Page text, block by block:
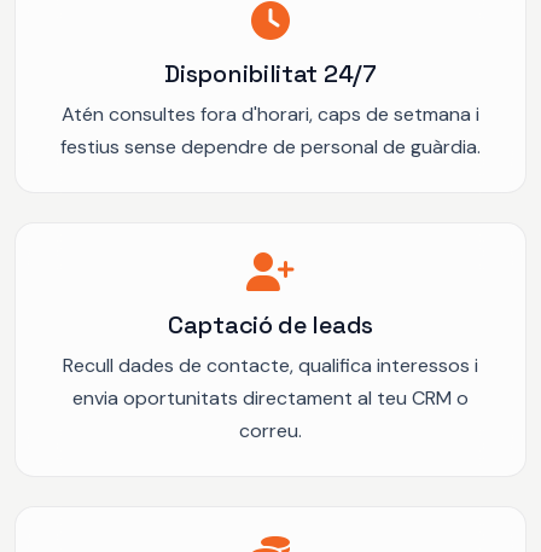
Disponibilitat 24/7
Atén consultes fora d'horari, caps de setmana i
festius sense dependre de personal de guàrdia.
Captació de leads
Recull dades de contacte, qualifica interessos i
envia oportunitats directament al teu CRM o
correu.